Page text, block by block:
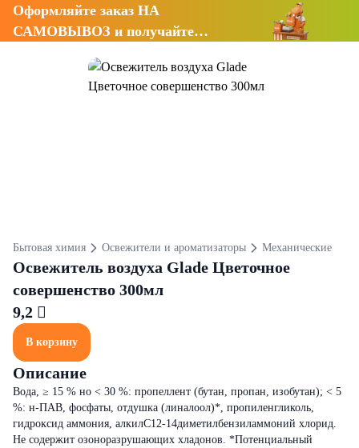
Оформляйте заказ НА
САМОВЫВОЗ и получайте
Бытовая химия Освежители и ароматизаторы Механические
Освежитель воздуха Glade Цветочное
совершенство 300мл
9,2 
В корзину
Описание
Вода, ≥ 15 % но < 30 %: пропеллент (бутан, пропан, изобутан); < 5
%: н-ПАВ, фосфаты, отдушка (линалоол)*, пропиленгликоль,
гидроксид аммония, алкилС12-14диметилбензиламмоний хлорид.
Не содержит озоноразрушающих хладонов. *Потенциальный